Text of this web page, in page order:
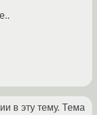
в эту тему. Тема